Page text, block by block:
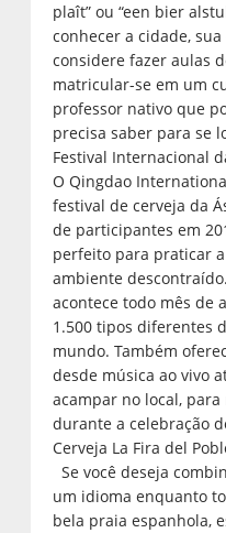
plaît” ou “een bier
conhecer a cidade,
considere fazer aulas
matricular-se em um
professor nativo que
precisa saber para se
Festival Internacional
O Qingdao
festival de cerveja da
de participantes em
perfeito para praticar
ambiente
acontece todo mês de
1.500 tipos diferentes
mundo. Também
desde música ao vivo
acampar no local,
durante a celebração
Cerveja La Fira del
Se você deseja
um idioma enquanto
bela praia espanhola,